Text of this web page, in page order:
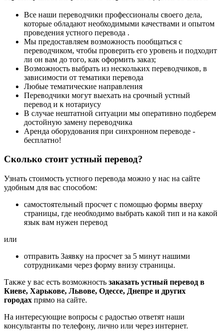
Все наши переводчики профессионалы своего дела,
которые обладают необходимыми качествами и опытом
проведения устного перевода .
Мы предоставляем возможность пообщаться с
переводчиком, чтобы проверить его уровень и подходит
ли он вам до того, как оформить заказ;
Возможность выбрать из нескольких переводчиков, в
зависимости от тематики перевода
Любые тематические направления
Переводчики могут выехать на срочный устный
перевод и к нотариусу
В случае нештатной ситуации мы оперативно подберем
достойную замену переводчика
Аренда оборудования при синхронном переводе -
бесплатно!
Сколько стоит устный перевод?
Узнать стоимость устного перевода можно у нас на сайте
удобным для вас способом:
самостоятельный просчет с помощью формы вверху
страницы, где необходимо выбрать какой тип и на какой
язык вам нужен перевод
или
отправить Заявку на просчет за 5 минут нашими
сотрудниками через форму внизу страницы.
Также у вас есть возможность заказать устный перевод в
Киеве, Харькове, Львове, Одессе, Днепре и других
городах прямо на сайте.
На интересующие вопросы с радостью ответят наши
консультанты по телефону, лично или через интернет.